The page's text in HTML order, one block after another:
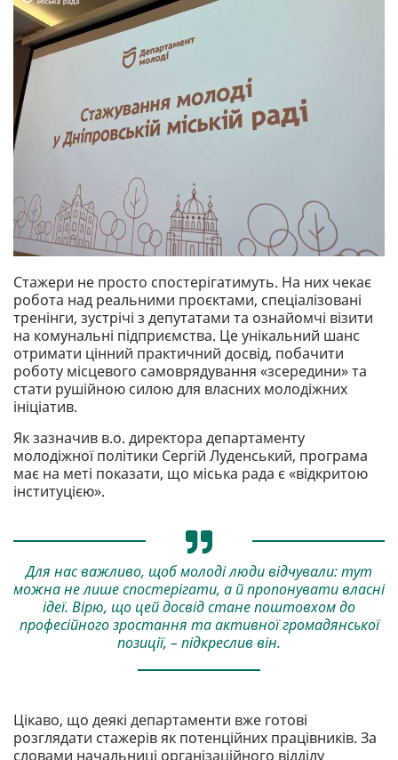
Стажери не просто спостерігатимуть. На них чекає
робота над реальними проєктами, спеціалізовані
тренінги, зустрічі з депутатами та ознайомчі візити
на комунальні підприємства. Це унікальний шанс
отримати цінний практичний досвід, побачити
роботу місцевого самоврядування «зсередини» та
стати рушійною силою для власних молодіжних
ініціатив.
Як зазначив в.о. директора департаменту
молодіжної політики Сергій Луденський, програма
має на меті показати, що міська рада є «відкритою
інституцією».
Для нас важливо, щоб молоді люди відчували: тут
можна не лише спостерігати, а й пропонувати власні
ідеї. Вірю, що цей досвід стане поштовхом до
професійного зростання та активної громадянської
позиції, – підкреслив він.
Цікаво, що деякі департаменти вже готові
розглядати стажерів як потенційних працівників. За
словами начальниці організаційного відділу